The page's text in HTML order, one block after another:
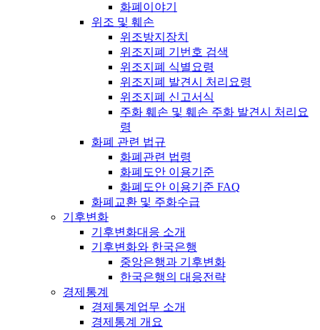
화폐이야기
위조 및 훼손
위조방지장치
위조지폐 기번호 검색
위조지폐 식별요령
위조지폐 발견시 처리요령
위조지폐 신고서식
주화 훼손 및 훼손 주화 발견시 처리요
령
화폐 관련 법규
화폐관련 법령
화폐도안 이용기준
화폐도안 이용기준 FAQ
화폐교환 및 주화수급
기후변화
기후변화대응 소개
기후변화와 한국은행
중앙은행과 기후변화
한국은행의 대응전략
경제통계
경제통계업무 소개
경제통계 개요